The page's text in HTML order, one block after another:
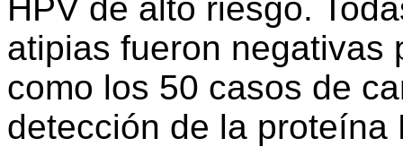
HPV de alto riesgo.
atipias fueron negativas
como los 50 casos de
detección de la proteína